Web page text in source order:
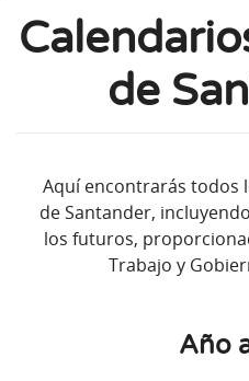
de
Aquí encontrarás todos
de Santander,
los futuros,
Trabajo y
Año